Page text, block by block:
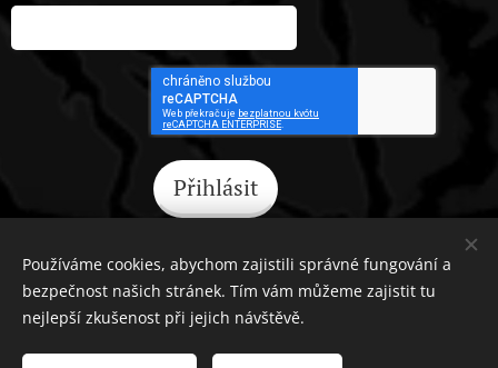
Přihlásit
Zapomněli jste heslo?
Používáme cookies, abychom zajistili správné fungování a
bezpečnost našich stránek. Tím vám můžeme zajistit tu
nejlepší zkušenost při jejich návštěvě.